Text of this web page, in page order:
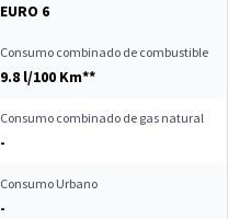
EURO 6
Consumo combinado de combustible
9.8 l/100 Km**
Consumo combinado de gas natural
-
Consumo Urbano
-